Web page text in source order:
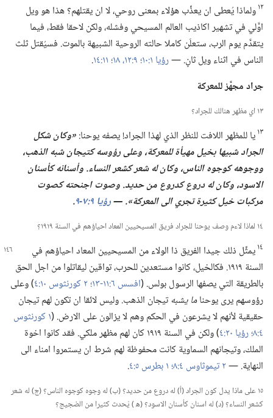
١٢ولماذا يُعطى ان يعذِّب هؤلاء بمعنى روحي،‏ لا ان يقتلهم؟‏ هذا هو ويل
اوَّلي في تشهير اكاذيب العالم المسيحي وفشله،‏ ولكن لاحقا فقط،‏ فيما
يتقدَّم يوم الرب،‏ ستعلَن كاملا حالته الروحية الشبيهة بالموت.‏ فسيُقتل ثلث
الناس في اثناء ويل ثانٍ.‏ —‏رؤيا ١:‏١٠؛‏
‏.‏
جراد مجهَّز للمعركة
١٣ اي مظهر هنالك للجراد؟‏
١٣يا للمظهر اللافت للنظر الذي لهذا الجراد!‏ يصفه يوحنا:‏‏«وكان شكل
الجراد شبيها بخيل مهيأة للمعركة،‏ وعلى رؤوسه كتيجان شبه الذهب،‏
ووجوهه كوجوه الناس،‏وكان له شعر كشعر النساء.‏ وأسنانه كأسنان
الاسود،‏وكان له دروع كدروع من حديد.‏ وصوت اجنحته كصوت
مركبات خيل كثيرة تجري الى المعركة».‏ —‏رؤيا ٩:‏​٧ ‏-‏٩‏.‏
١٤ لماذا لاءم وصف يوحنا للجراد فريق المسيحيين المعاد احياؤهم في السنة ١٩١٩؟‏
١٤يمثِّل ذلك جيدا الفريق ذا الولاء من المسيحيين المعاد احياؤهم في
السنة ١٩١٩.‏ فكالخيل،‏ كانوا مستعدين للحرب،‏ تواقين ليقاتلوا من اجل الحق
بالطريقة التي يصفها الرسول بولس.‏ (‏افسس ٦:‏​١١-‏١٣؛‏
‏)‏ وعلى
رؤوسهم يرى يوحناما يشبهتيجان الذهب.‏ وليس لائقا ان تكون لهم تيجان
حقيقية لأنهم لا يشرعون في الحكم وهم لا يزالون على الارض.‏ (‏ ١ كورنثوس
٤:‏٨؛‏
رؤيا ٢٠:‏٤
‏)‏ ولكن في السنة ١٩١٩ كان لهم مظهر ملكي.‏ فقد كانوا اخوة
الملك،‏ وتيجانهم السماوية كانت محفوظة لهم شرط ان يستمروا امناء الى
النهاية.‏ —‏٢ تيموثاوس ٤:‏٨؛‏ ‏.‏
١٥ على ماذا يدل كون الجراد (‏أ)‏ له دروع من حديد؟‏ (‏ب)‏ له وجوه كوجوه الناس؟‏ (‏ج)‏ له شعر
كشعر النساء؟‏ (‏د)‏ له اسنان كأسنان الاسود؟‏ (‏ه‍ )‏ يُحدث كثيرا من الضجيج؟‏